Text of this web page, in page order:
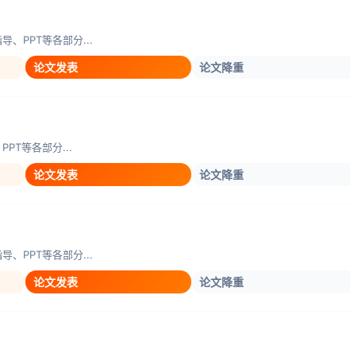
、PPT等各部分...
论文发表 论文降重
等各部分...
论文发表 论文降重
、PPT等各部分...
论文发表 论文降重